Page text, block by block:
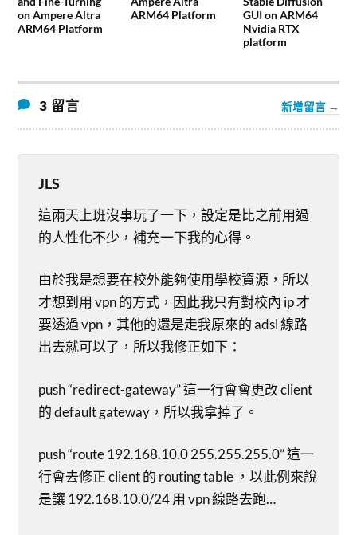
on Ampere Altra
ARM64 Platform
ARM64 Platform
GUI on ARM64
Nvidia RTX
platform
3 留言 新增留言 →
JLS
這兩天上班沒事玩了一下，設定是比之前用過
的人性化不少，補充一下我的心得。
由於我是想要在校外能夠使用學校資源，所以
才想到用 vpn 的方式，因此我只有對校內 ip 才
要透過 vpn，其他的還是走我原來的 adsl 線路
出去就可以了，所以我修正如下：
push “redirect-gateway” 這一行會會更改 client
的 default gateway，所以我拿掉了。
push “route 192.168.10.0 255.255.255.0” 這一
行會去修正 client 的 routing table ，以此例來說
是讓 192.168.10.0/24 用 vpn 線路去跑…